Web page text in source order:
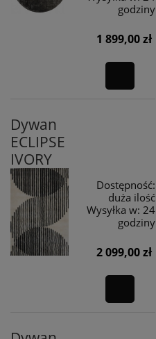
godziny
1 899,00 zł
Dywan
ECLIPSE
IVORY
Dostępność:
duża ilość
Wysyłka w: 24
godziny
2 099,00 zł